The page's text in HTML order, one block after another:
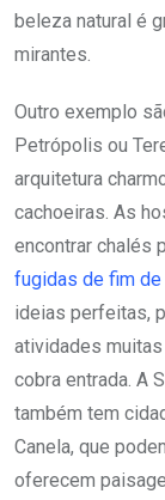
beleza natural é
mirantes.
Outro exemplo
Petrópolis ou
arquitetura
cachoeiras. As
encontrar chalés
fugidas de fim de
ideias perfeitas,
atividades
cobra entrada. A
também tem
Canela, que
oferecem